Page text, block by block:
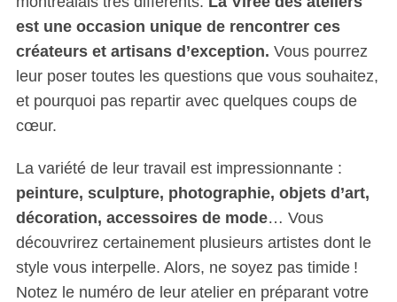
est une occasion unique de rencontrer ces
créateurs et artisans d’exception. Vous pourrez
leur poser toutes les questions que vous souhaitez,
et pourquoi pas repartir avec quelques coups de
cœur.
La variété de leur travail est impressionnante :
peinture, sculpture, photographie, objets d’art,
décoration, accessoires de mode… Vous
découvrirez certainement plusieurs artistes dont le
style vous interpelle. Alors, ne soyez pas timide !
Notez le numéro de leur atelier en préparant votre